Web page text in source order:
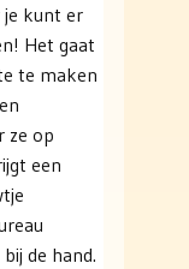
je kunt er
Het gaat
te maken
ze op
een
de hand.